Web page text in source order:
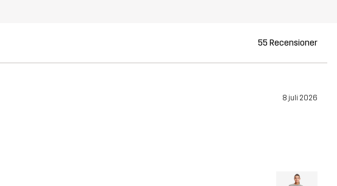
55 Recensioner
8 juli 2026